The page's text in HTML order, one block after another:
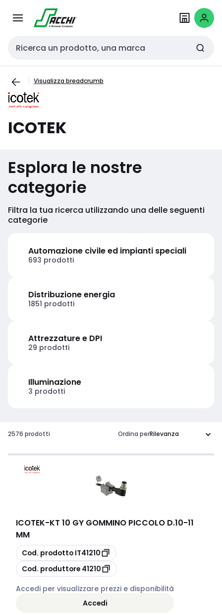
navigazionecontenuto
Cerca input
Visualizza breadcrumb
ICOTEK
Esplora le nostre
categorie
Filtra la tua ricerca utilizzando una delle seguenti
categorie
Automazione civile ed impianti speciali
693 prodotti
Distribuzione energia
1851 prodotti
Attrezzature e DPI
29 prodotti
Illuminazione
3 prodotti
2576 prodotti Ordina per
ICOTEK-KT 10 GY GOMMINO PICCOLO D.10-11
MM
copia
Cod. prodotto IT41210
copia
Cod. produttore 41210
Accedi per visualizzare prezzi e disponibilità
Accedi